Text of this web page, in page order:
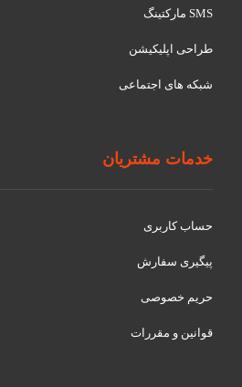
SMS مارکتینگ
طراحی اپلیکیشن
شبکه های اجتماعی
خدمات مشتریان
حساب کاربری
پیگیری سفارش
حریم خصوصی
قوانین و مقررات